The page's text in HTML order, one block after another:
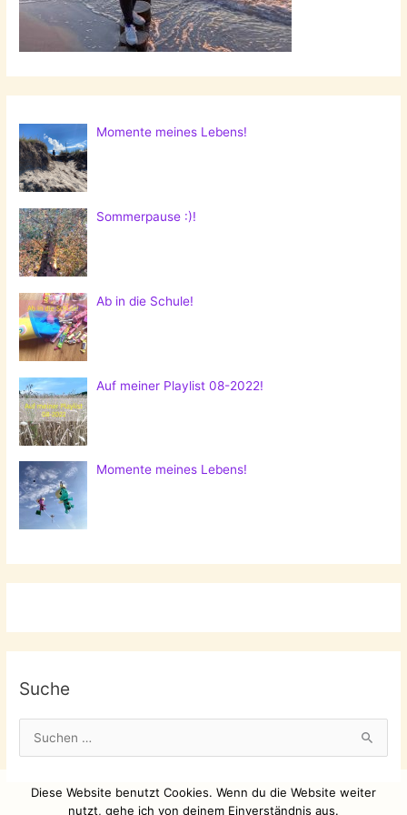
Momente meines Lebens!
Sommerpause :)!
Ab in die Schule!
Auf meiner Playlist 08-2022!
Momente meines Lebens!
Suche
u
Diese Website benutzt Cookies. Wenn du die Website weiter
nutzt, gehe ich von deinem Einverständnis aus.